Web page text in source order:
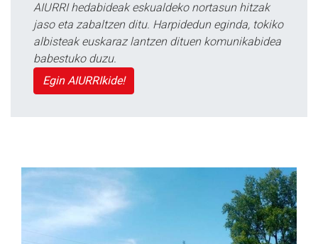
AIURRI hedabideak eskualdeko nortasun hitzak
jaso eta zabaltzen ditu. Harpidedun eginda, tokiko
albisteak euskaraz lantzen dituen komunikabidea
babestuko duzu.
Egin AIURRIkide!